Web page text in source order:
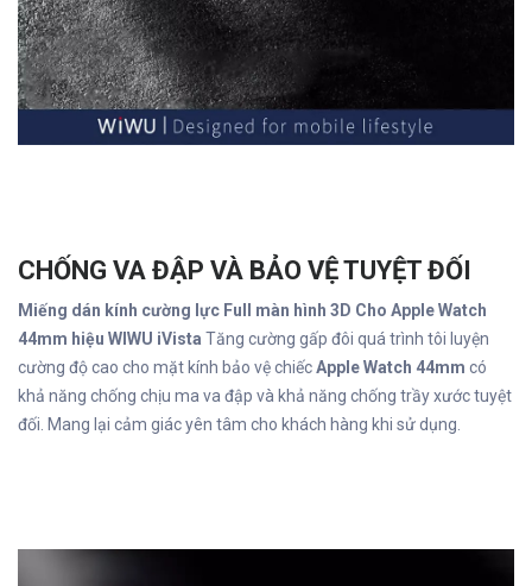
CHỐNG VA ĐẬP VÀ BẢO VỆ TUYỆT ĐỐI
Miếng dán kính cường lực Full màn hình 3D Cho Apple Watch
44mm hiệu WIWU iVista Tăng cường gấp đôi quá trình tôi luyện
cường độ cao cho mặt kính bảo vệ chiếcApple Watch 44mm có
khả năng chống chịu ma va đập và khả năng chống trầy xước tuyệt
đối. Mang lại cảm giác yên tâm cho khách hàng khi sử dụng.